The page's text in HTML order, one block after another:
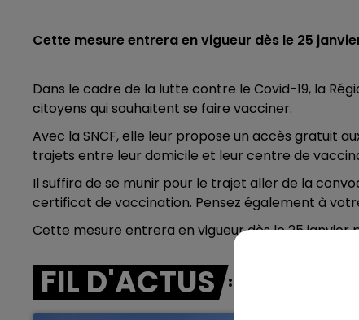
5h00 - 6h00
LE BEST OF DE LA FAMILLE
CHAMPAGNE FM
Cette mesure entrera en vigueur dès le 25
Dans le cadre de la lutte contre le Covid-19, la
citoyens qui souhaitent se faire vacciner.
Avec la SNCF, elle leur propose un accès gratuit
trajets entre leur domicile et leur centre de
Il suffira de se munir pour le trajet aller de la
certificat de vaccination. Pensez également à
Cette mesure entrera en vigueur dès le 25 janvier
FIL D'ACTUS